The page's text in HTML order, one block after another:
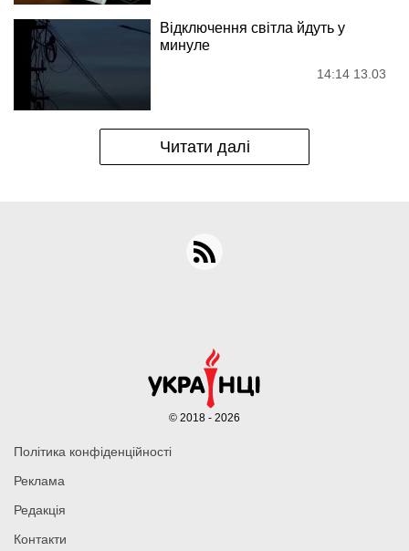
Відключення світла йдуть у
минуле
14:14 13.03
Читати далі
Політика конфіденційності
Реклама
Редакція
Контакти
© 2018 - 2026